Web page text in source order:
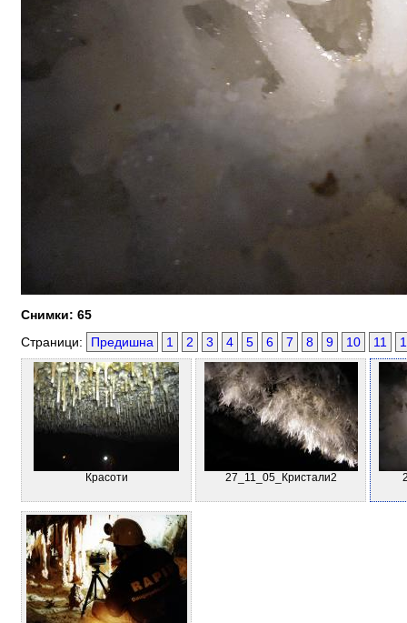
Снимки: 65
Страници:
Предишна 1 2 3 4 5 6 7 8 9 10 11
Красоти 27_11_05_Кристали2